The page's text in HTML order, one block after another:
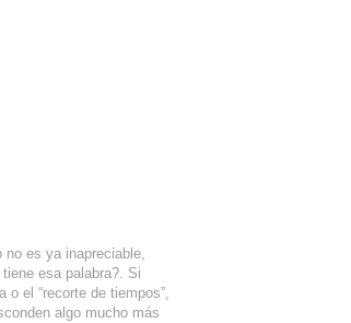
es ya inapreciable,
esa palabra?. Si
el “recorte de tiempos”,
algo mucho más